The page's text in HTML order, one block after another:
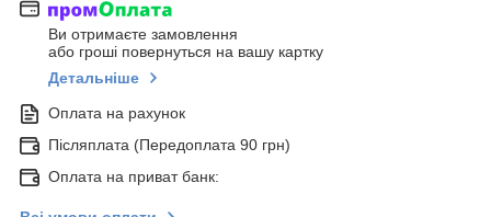
Ви отримаєте замовлення
або гроші повернуться на вашу картку
Детальніше
Оплата на рахунок
Післяплата (Передоплата 90 грн)
Оплата на приват банк: